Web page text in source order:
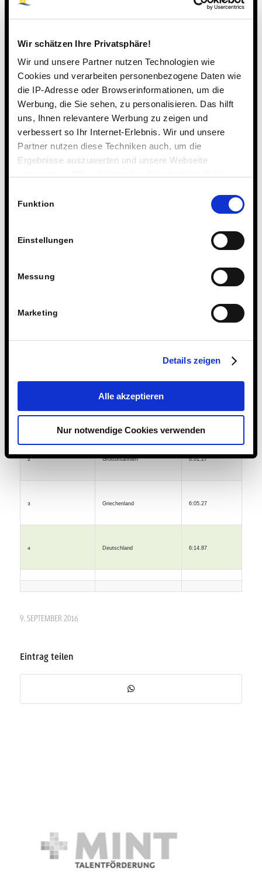
Wir schätzen Ihre Privatsphäre!
Wir und unsere Partner nutzen Technologien wie
Cookies und verarbeiten personenbezogene Daten wie
die IP-Adresse oder Browserinformationen, um die
Werbung, die Sie sehen, zu personalisieren. Das hilft
uns, Ihnen relevantere Werbung zu zeigen und
verbessert so Ihr Internet-Erlebnis. Wir und unsere
Partner nutzen diese Techniken auch, um die
Ergebnisse auszuwerten und unsere Webseite
Technologien.
Funktion
Einstellungen
Messung
Marketing
Details zeigen
Alle akzeptieren
Nur notwendige Cookies verwenden
6 Deutschland 6:18.43
Hoffnungslauf
1 Dänemark 5:58.21
2 Großbritannien 6:01.27
3 Griechenland 6:05.27
4 Deutschland 6:14.87
9. SEPTEMBER 2016
Eintrag teilen